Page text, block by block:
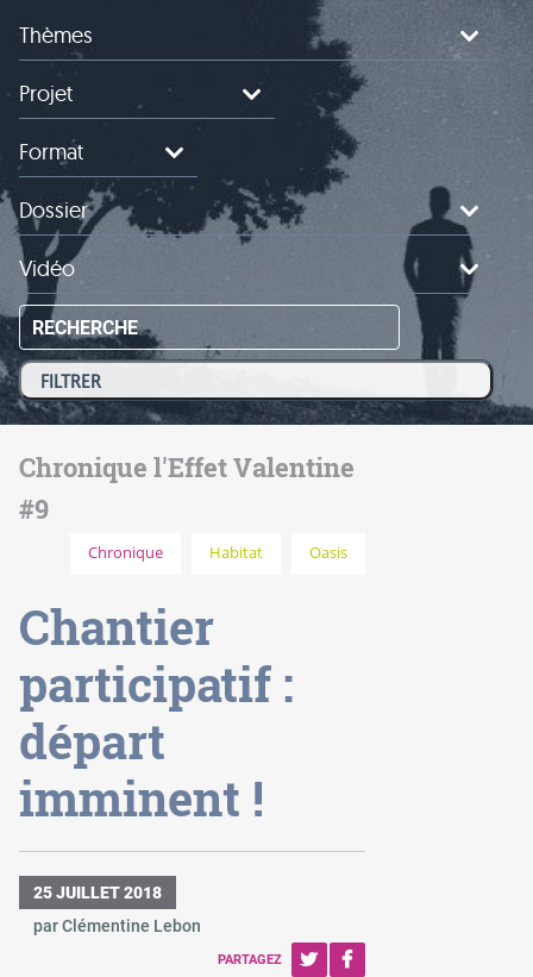
Thèmes
Projet
Format
Dossier
Vidéo
RECHERCHE
Chronique l'Effet Valentine
#9
Chronique Habitat Oasis
Chantier
participatif :
départ
imminent !
25 JUILLET 2018
par Clémentine Lebon
PARTAGEZ